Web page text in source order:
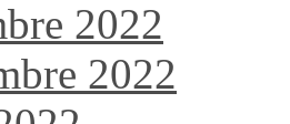
2022
2022